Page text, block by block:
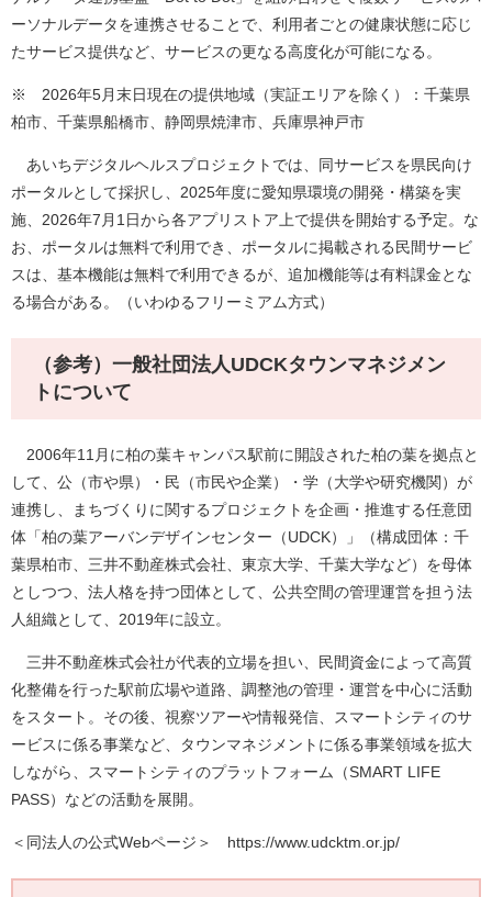
ーソナルデータを連携させることで、利用者ごとの健康状態に応じ
たサービス提供など、サービスの更なる高度化が可能になる。
※ 2026年5月末日現在の提供地域（実証エリアを除く）：千葉県
柏市、千葉県船橋市、静岡県焼津市、兵庫県神戸市
あいちデジタルヘルスプロジェクトでは、同サービスを県民向け
ポータルとして採択し、2025年度に愛知県環境の開発・構築を実
施、2026年7月1日から各アプリストア上で提供を開始する予定。な
お、ポータルは無料で利用でき、ポータルに掲載される民間サービ
スは、基本機能は無料で利用できるが、追加機能等は有料課金とな
る場合がある。（いわゆるフリーミアム方式）
（参考）一般社団法人UDCKタウンマネジメン
トについて
2006年11月に柏の葉キャンパス駅前に開設された柏の葉を拠点と
して、公（市や県）・民（市民や企業）・学（大学や研究機関）が
連携し、まちづくりに関するプロジェクトを企画・推進する任意団
体「柏の葉アーバンデザインセンター（UDCK）」（構成団体：千
葉県柏市、三井不動産株式会社、東京大学、千葉大学など）を母体
としつつ、法人格を持つ団体として、公共空間の管理運営を担う法
人組織として、2019年に設立。
三井不動産株式会社が代表的立場を担い、民間資金によって高質
化整備を行った駅前広場や道路、調整池の管理・運営を中心に活動
をスタート。その後、視察ツアーや情報発信、スマートシティのサ
ービスに係る事業など、タウンマネジメントに係る事業領域を拡大
しながら、スマートシティのプラットフォーム（SMART LIFE
PASS）などの活動を展開。
＜同法人の公式Webページ＞ https://www.udcktm.or.jp/